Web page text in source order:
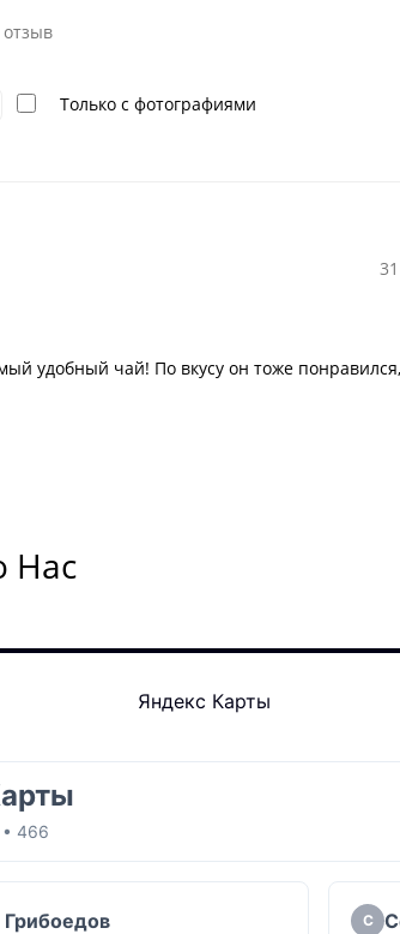
отзыв
Только с фотографиями
удобный чай! По вкусу он тоже
Нас
Яндекс Карты
466
С